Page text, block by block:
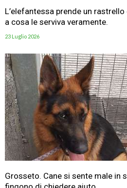
L’elefantessa prende un
a cosa le serviva veramente.
23 Luglio 2026
Grosseto. Cane si sente male in